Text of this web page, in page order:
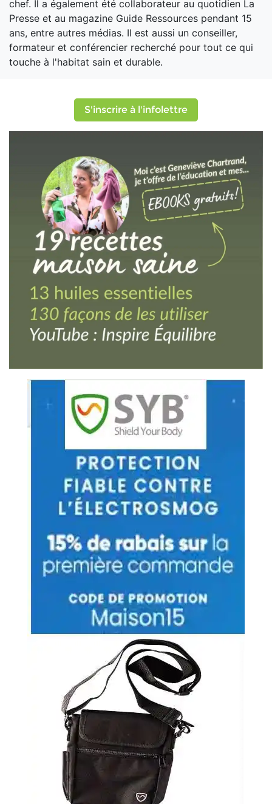
chef. Il a également été collaborateur au quotidien La
Presse et au magazine Guide Ressources pendant 15
ans, entre autres médias. Il est aussi un conseiller,
formateur et conférencier recherché pour tout ce qui
touche à l'habitat sain et durable.
S'inscrire à l'infolettre